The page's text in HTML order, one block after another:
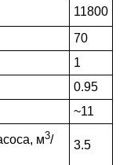
11800
70
1
0.95
~11
м3/
3.5